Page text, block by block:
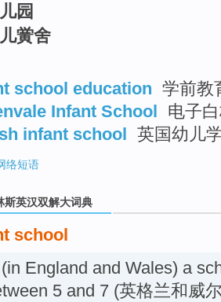
园
黉舍
school education 学前教
Infant School
电子
infant school
英国幼儿
络短语
斯英汉双解大词典
school
(in England and Wales) a
5 and 7 (英格兰和威